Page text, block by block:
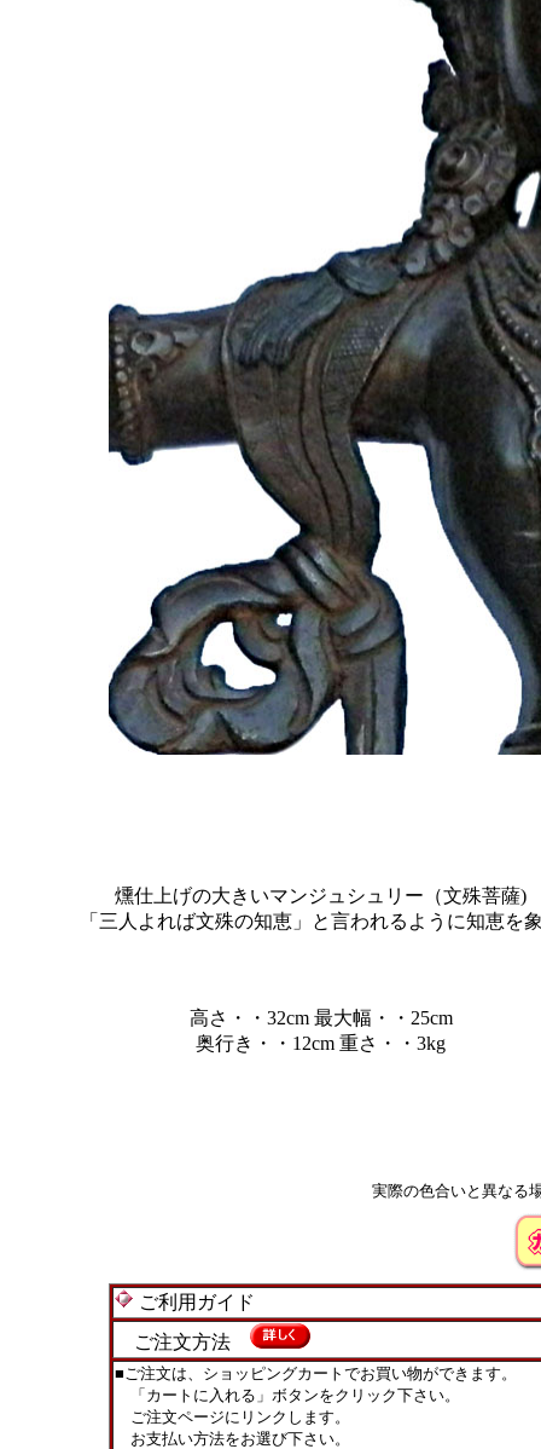
燻仕上げの大きいマンジュシュリー（文殊菩薩)
「三人よれば文殊の知恵」と言われるように知恵を
高さ・・32cm 最大幅・・25cm
奥行き・・12cm 重さ・・3kg
実際の色合いと異なる
ご利用ガイド
ご注文方法
■ご注文は、ショッピングカートでお買い物ができます。
「カートに入れる」ボタンをクリック下さい。
ご注文ページにリンクします。
お支払い方法をお選び下さい。